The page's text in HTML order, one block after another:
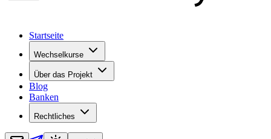
Startseite
Wechselkurse
Über das Projekt
Blog
Banken
Rechtliches